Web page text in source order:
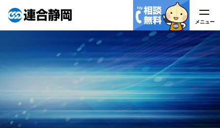
メニュー
連合静岡について
はたらく皆様へ
労働組合の皆様へ